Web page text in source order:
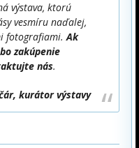
výstava, ktorú
vesmíru naďalej,
fotografiami.Ak
zakúpenie
nás.
kurátor výstavy